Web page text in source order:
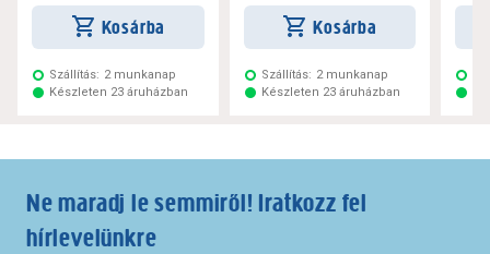
Kosárba
Szállítás: 2 munkanap
Készleten 23 áruházban
Kosárba
Szállítás: 2 munkanap
Készleten 23 áruházban
Ne maradj le semmiről! Iratkozz fel
hírlevelünkre